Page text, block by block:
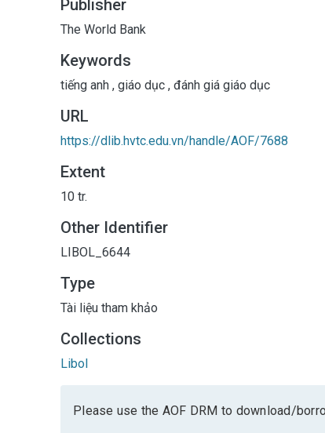
Publisher
The World Bank
Keywords
tiếng anh , giáo dục , đánh giá giáo dục
URL
https://dlib.hvtc.edu.vn/handle/AOF/7688
Extent
10 tr.
Other Identifier
LIBOL_6644
Type
Tài liệu tham khảo
Collections
Libol
Please use the AOF DRM to download/